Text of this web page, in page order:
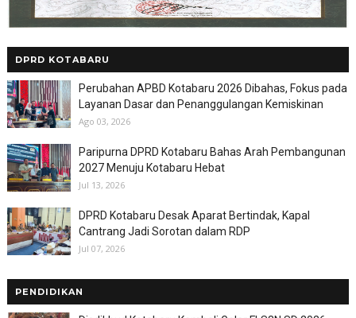
DPRD KOTABARU
Perubahan APBD Kotabaru 2026 Dibahas, Fokus pada
Layanan Dasar dan Penanggulangan Kemiskinan
Ago 03, 2026
Paripurna DPRD Kotabaru Bahas Arah Pembangunan
2027 Menuju Kotabaru Hebat
Jul 13, 2026
DPRD Kotabaru Desak Aparat Bertindak, Kapal
Cantrang Jadi Sorotan dalam RDP
Jul 07, 2026
PENDIDIKAN